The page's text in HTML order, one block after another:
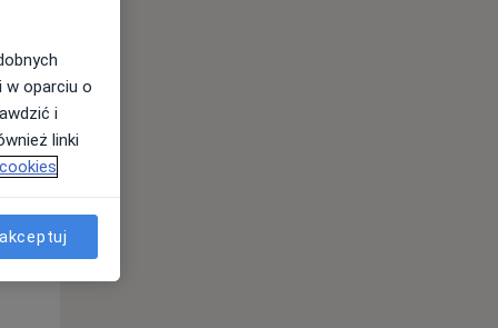
Pon,
w oparciu o
i
linki